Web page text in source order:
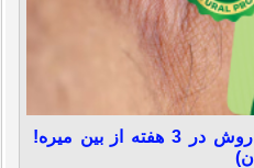
جای هر زخم و بخیه با این روش در 3 هفته از بین میره!